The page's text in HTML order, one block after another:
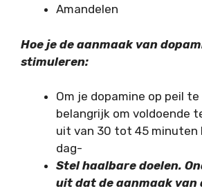
Amandelen
Hoe je de aanmaak van
stimuleren:
Om je dopamine op peil
belangrijk om voldoende
uit van 30 tot 45 minuten
dag-
Stel haalbare doelen.
uit dat de aanmaak van